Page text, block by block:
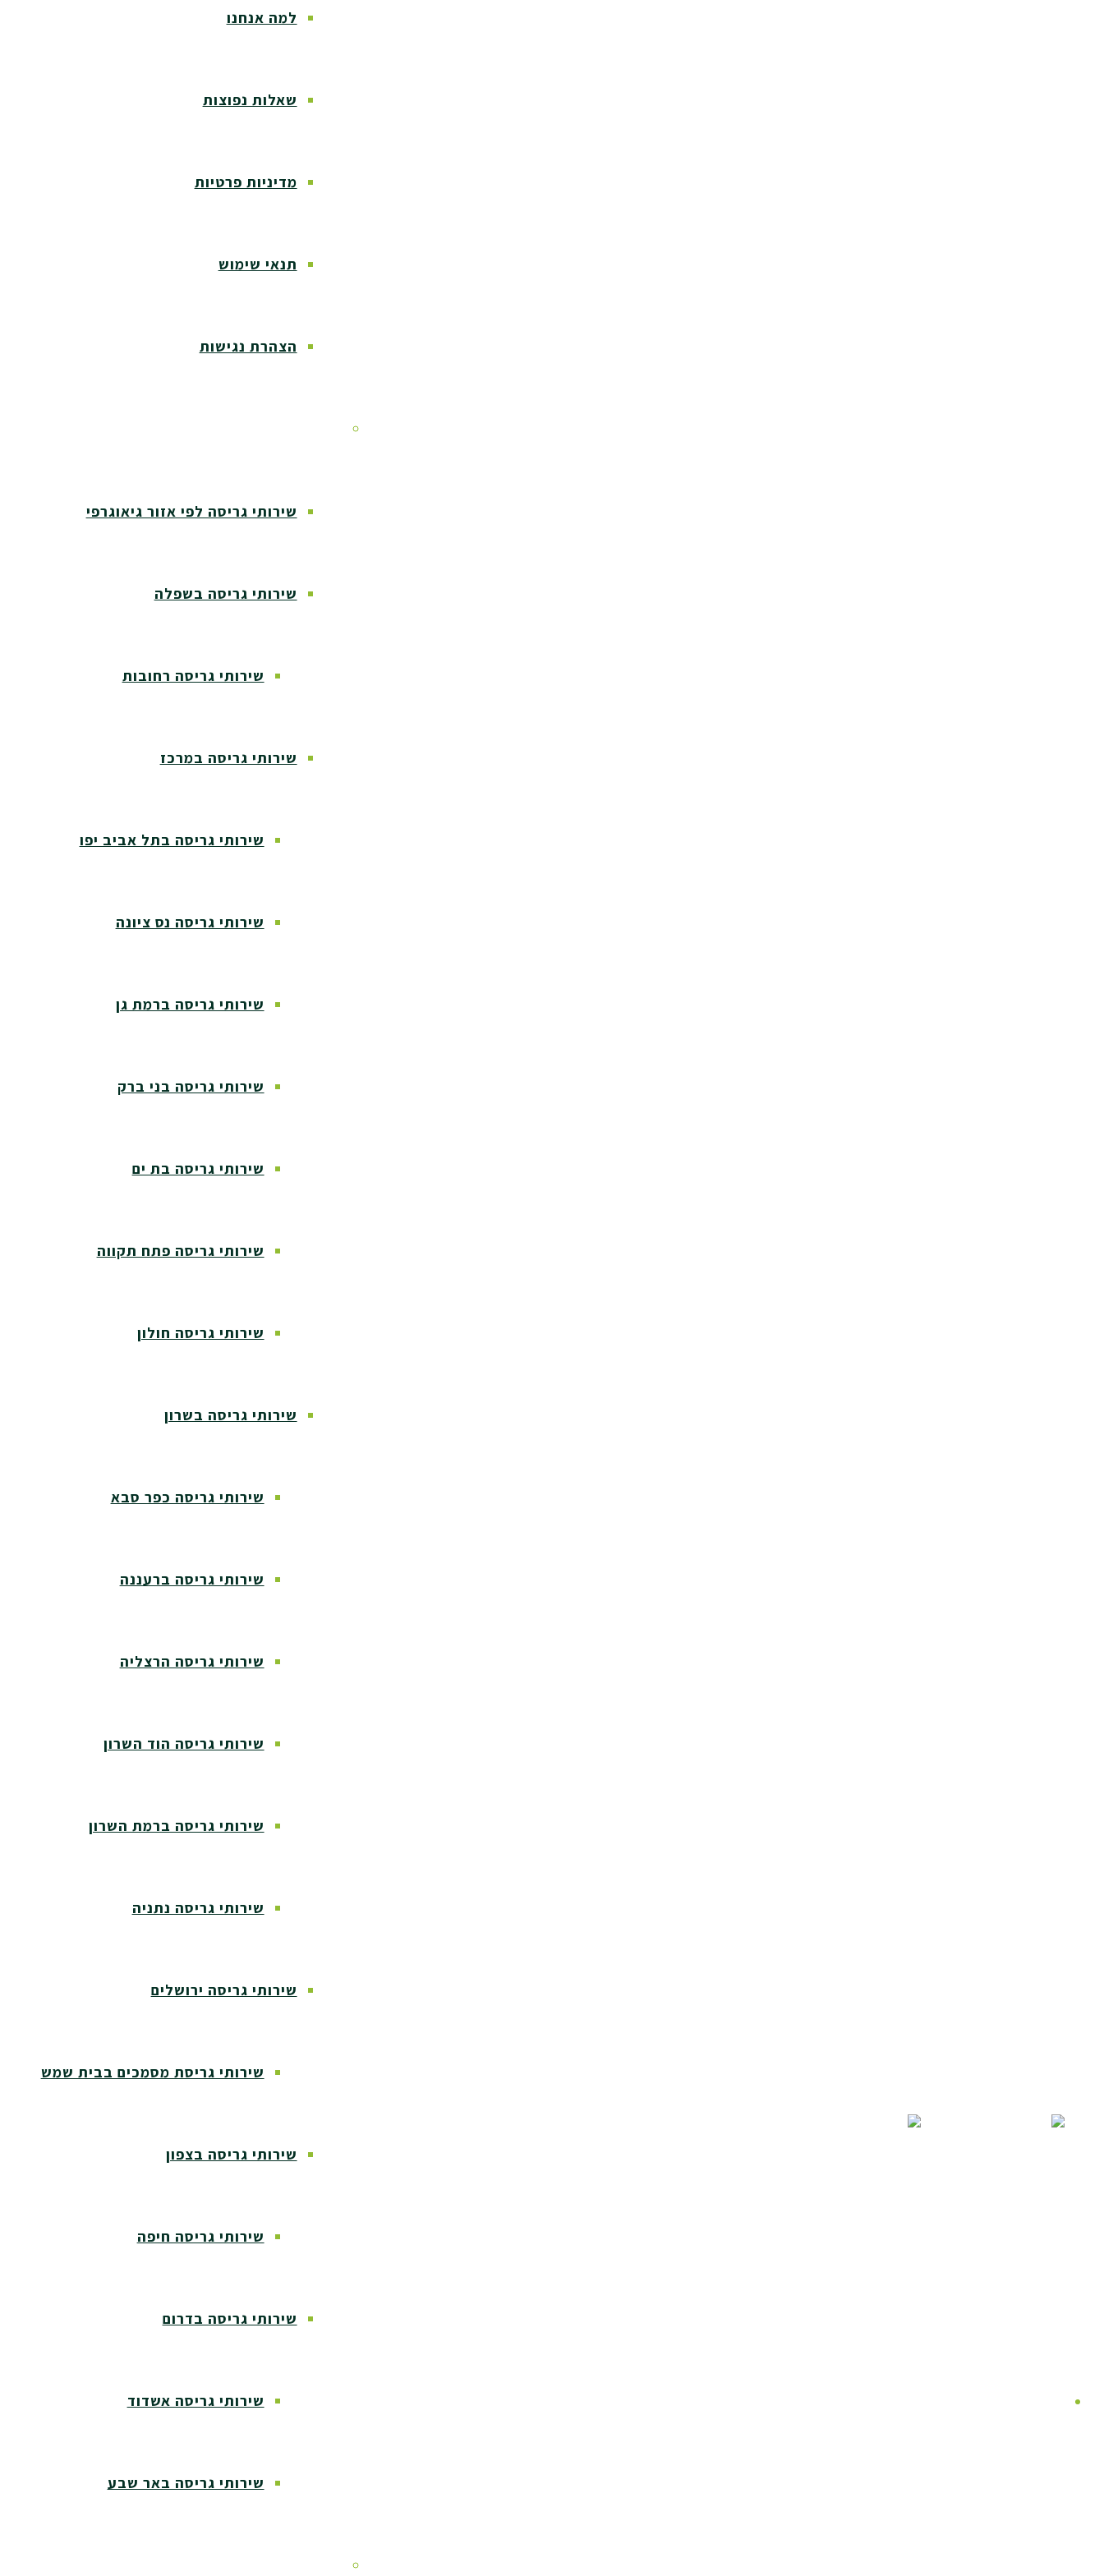
למה אנחנו
שאלות נפוצות
מדיניות פרטיות
תנאי שימוש
הצהרת נגישות
שירותי גריסה לפי אזור גיאוגרפי
שירותי גריסה בשפלה
שירותי גריסה רחובות
שירותי גריסה במרכז
שירותי גריסה בתל אביב יפו
שירותי גריסה נס ציונה
שירותי גריסה ברמת גן
שירותי גריסה בני ברק
שירותי גריסה בת ים
שירותי גריסה פתח תקווה
שירותי גריסה חולון
שירותי גריסה בשרון
שירותי גריסה כפר סבא
שירותי גריסה ברעננה
שירותי גריסה הרצליה
שירותי גריסה הוד השרון
שירותי גריסה ברמת השרון
שירותי גריסה נתניה
שירותי גריסה ירושלים
שירותי גריסת מסמכים בבית שמש
שירותי גריסה בצפון
שירותי גריסה חיפה
שירותי גריסה בדרום
שירותי גריסה אשדוד
שירותי גריסה באר שבע